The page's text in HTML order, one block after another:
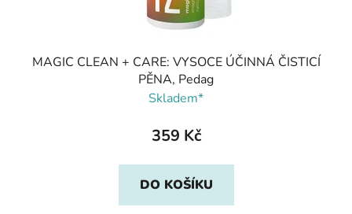
MAGIC CLEAN + CARE: VYSOCE ÚČINNÁ ČISTICÍ
PĚNA, Pedag
Skladem*
359 Kč
DO KOŠÍKU